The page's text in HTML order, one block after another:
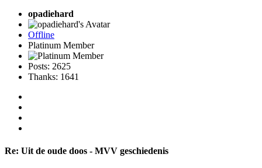
opadiehard
Offline
Platinum Member
Posts: 2625
Thanks: 1641
Re: Uit de oude doos - MVV geschiedenis